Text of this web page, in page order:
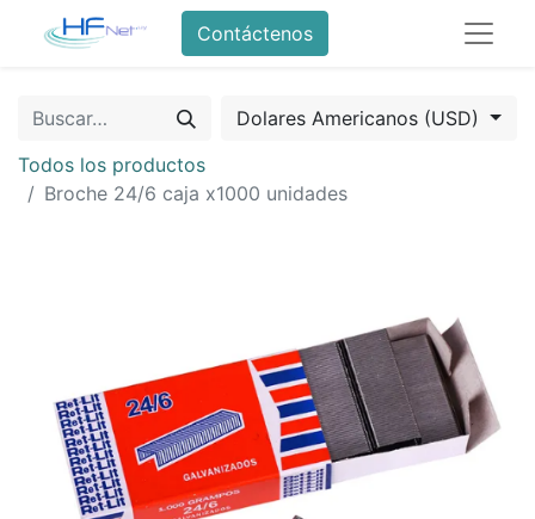
Contáctenos
Dolares Americanos (USD)
Todos los productos
Broche 24/6 caja x1000 unidades